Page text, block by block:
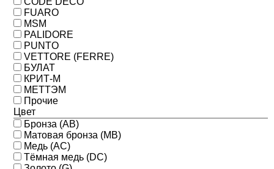
FUARO
MSM
PALIDORE
PUNTO
VETTORE (FERRE)
БУЛАТ
КРИТ-М
МЕТТЭМ
Прочие
Цвет
Бронза (AB)
Матовая бронза (MB)
Медь (AC)
Тёмная медь (DC)